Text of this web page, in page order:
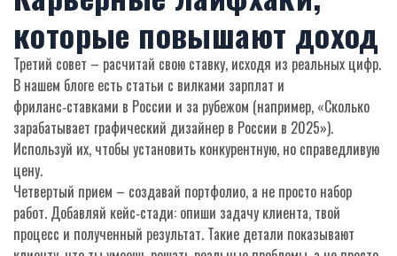
которые повышают доход
Третий совет – расчитай свою ставку, исходя из реальных цифр.
В нашем блоге есть статьи с вилками зарплат и
фриланс‑ставками в России и за рубежом (например, «Сколько
зарабатывает графический дизайнер в России в 2025»).
Используй их, чтобы установить конкурентную, но справедливую
цену.
Четвертый прием – создавай портфолио, а не просто набор
работ. Добавляй кейс‑стади: опиши задачу клиента, твой
процесс и полученный результат. Такие детали показывают